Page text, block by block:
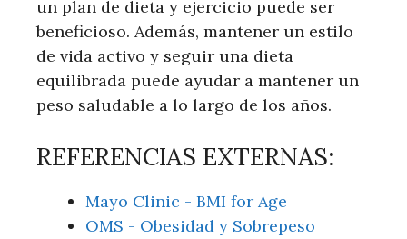
un plan de dieta y ejercicio puede ser
beneficioso. Además, mantener un estilo
de vida activo y seguir una dieta
equilibrada puede ayudar a mantener un
peso saludable a lo largo de los años.
REFERENCIAS EXTERNAS:
Mayo Clinic - BMI for Age
OMS - Obesidad y Sobrepeso